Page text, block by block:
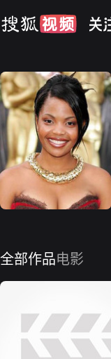
全部作品电影